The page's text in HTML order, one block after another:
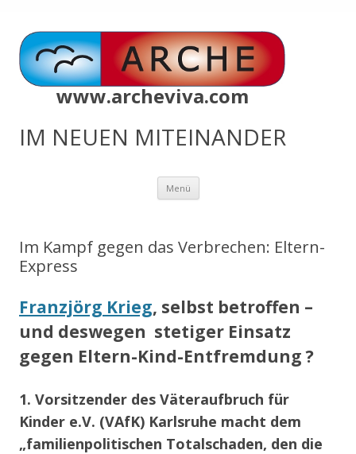
www.archeviva.com
IM NEUEN MITEINANDER
Menü Zum
springen
Im Kampf gegen das Verbrechen: Eltern-
Express
Franzjörg Krieg, selbst betroffen –
und deswegen stetiger Einsatz
gegen Eltern-Kind-Entfremdung ?
1. Vorsitzender des Väteraufbruch für
Kinder e.V. (VAfK) Karlsruhe macht dem
„familienpolitischen Totalschaden, den die